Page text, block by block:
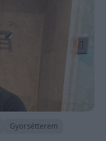
Gyorsétterem